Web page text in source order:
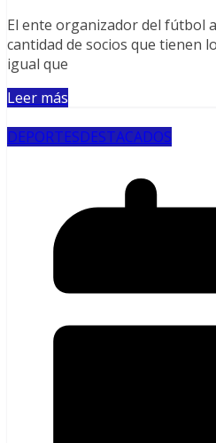
El ente organizador del fútbol
cantidad de socios que tienen
igual que
Leer más
DEPORTESDESTACADOS